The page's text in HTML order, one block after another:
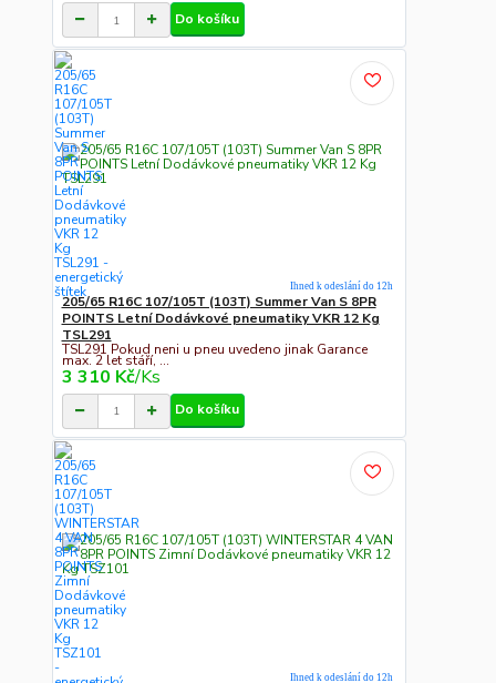
Do košíku
205/65 R16C 107/105T (103T) Summer Van S 8PR
POINTS Letní Dodávkové pneumatiky VKR 12 Kg
TSL291
TSL291 Pokud neni u pneu uvedeno jinak Garance
max. 2 let stáří, ...
3 310 Kč/Ks
Ihned k odeslání do 12h
Do košíku
Ihned k odeslání do 12h